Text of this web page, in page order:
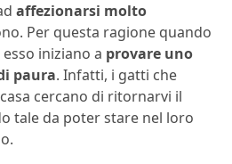
affezionarsi molto
Per questa ragione quando
iniziano a provare uno
paura. Infatti, i gatti che
cercano di ritornarvi il
tale da poter stare nel loro